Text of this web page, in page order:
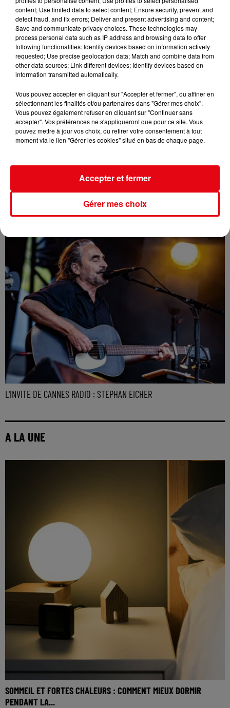
L'INVITE DE CANNES RADIO : STEPHAN EICHER
A LA UNE
SOMMEIL ET FORTES CHALEURS : COMMENT MIEUX DORMIR
PENDANT LA...
content; Use limited data to select content; Ensure security, prevent and
detect fraud, and fix errors; Deliver and present advertising and content;
Save and communicate privacy choices. These technologies may
process personal data such as IP address and browsing data to offer
following functionalities: Identify devices based on information actively
requested; Use precise geolocation data; Match and combine data from
other data sources; Link different devices; Identify devices based on
information transmitted automatically.
Vous pouvez accepter en cliquant sur "Accepter et fermer", ou affiner en
sélectionnant les finalités et/ou partenaires dans "Gérer mes choix".
Vous pouvez également refuser en cliquant sur "Continuer sans
accepter". Vos préférences ne s'appliqueront que pour ce site. Vous
pouvez mettre à jour vos choix, ou retirer votre consentement à tout
moment via le lien "Gérer les cookies" situé en bas de chaque page.
Gérer mes choix
Accepter et fermer